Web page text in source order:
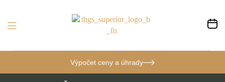
Výpočet ceny a úhrady